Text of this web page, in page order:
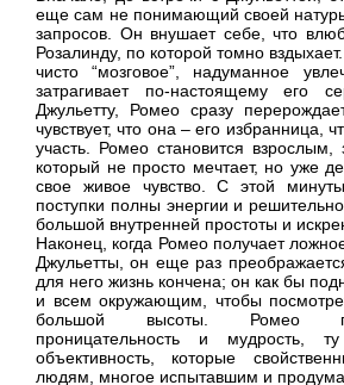
еще сам не понимающий своей
запросов. Он внушает себе, что
Розалинду, по которой томно
чисто “мозговое”, надуманное
затрагивает по-настоящему его
Джульетту, Ромео сразу
чувствует, что она – его избранница,
участь. Ромео становится взрослым,
который не просто мечтает, но уже
свое живое чувство. С этой
поступки полны энергии и
большой внутренней простоты и
Наконец, когда Ромео получает
Джульетты, он еще раз
для него жизнь кончена; он как бы
и всем окружающим, чтобы
большой высоты. Ромео
проницательность и мудрость,
объективность, которые
людям, многое испытавшим и